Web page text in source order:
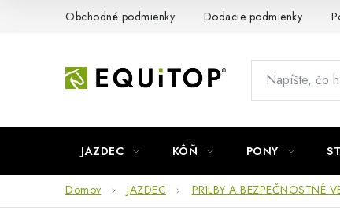
Obchodné podmienky Dodacie podmienky
JAZDEC KÔŇ PONY
Domov JAZDEC PRILBY A BEZPEČNOSTNÉ